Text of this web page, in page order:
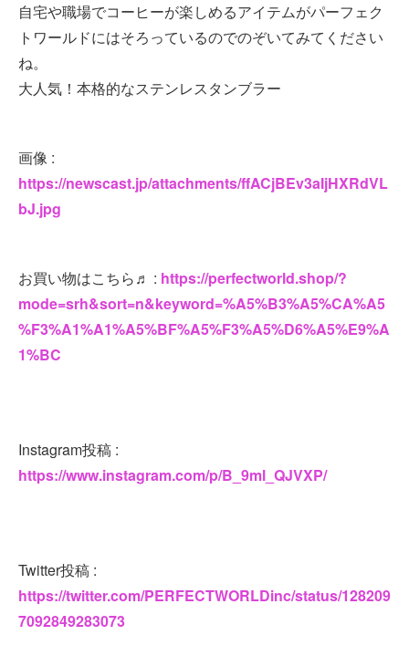
自宅や職場でコーヒーが楽しめるアイテムがパーフェク
トワールドにはそろっているのでのぞいてみてください
ね。
大人気！本格的なステンレスタンブラー
画像 :
https://newscast.jp/attachments/ffACjBEv3aIjHXRdVL
bJ.jpg
お買い物はこちら♬ : https://perfectworld.shop/?
mode=srh&sort=n&keyword=%A5%B3%A5%CA%A5
%F3%A1%A1%A5%BF%A5%F3%A5%D6%A5%E9%A
1%BC
Instagram投稿 :
https://www.instagram.com/p/B_9ml_QJVXP/
Twitter投稿 :
https://twitter.com/PERFECTWORLDinc/status/128209
7092849283073